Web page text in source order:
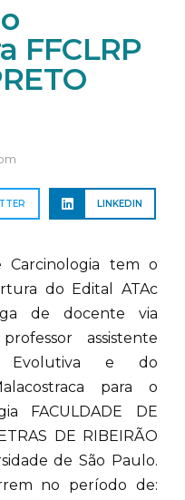
FFCLRP
LINKEDIN
Carcinologia tem o
do Edital ATAc
de docente via
assistente
Evolutiva e do
para o
FACULDADE DE
DE RIBEIRÃO
de São Paulo.
no período de: